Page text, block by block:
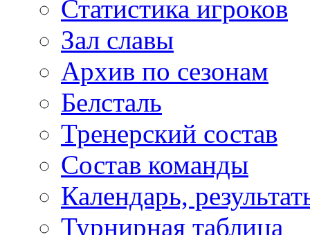
Статистика игроков
Зал славы
Архив по сезонам
Белсталь
Тренерский состав
Состав команды
Календарь,
Турнирная таблица